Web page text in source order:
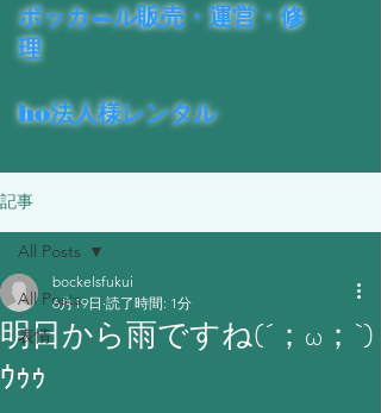
​ポッカ―ル販売・運営・修
理
ho法人様レンタル
記事
All Posts
表情
All Posts
明日から雨ですね(´；ω；`)
ｳｩｩ
bockelsfukui
6月19日 読了時間: 1分